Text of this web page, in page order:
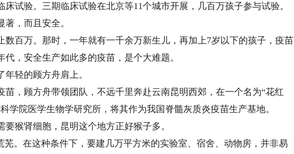
验。三期临床试验在北京等11个城市开展，几百万孩子参与试验。
，而且安全。
百万。那时，一年就有一千余万新生儿，再加上7岁以下的孩子，疫苗
，安全生产如此多的疫苗，是个大难题。
轻的顾方舟肩上。
，顾方舟带领团队，不远千里奔赴云南昆明西郊，在一个名为“花红
学院医学生物学研究所，将其作为我国脊髓灰质炎疫苗生产基地。
猴肾细胞，昆明这个地方正好猴子多。
。在这种条件下，要建几万平方米的实验室、宿舍、动物房，并非易